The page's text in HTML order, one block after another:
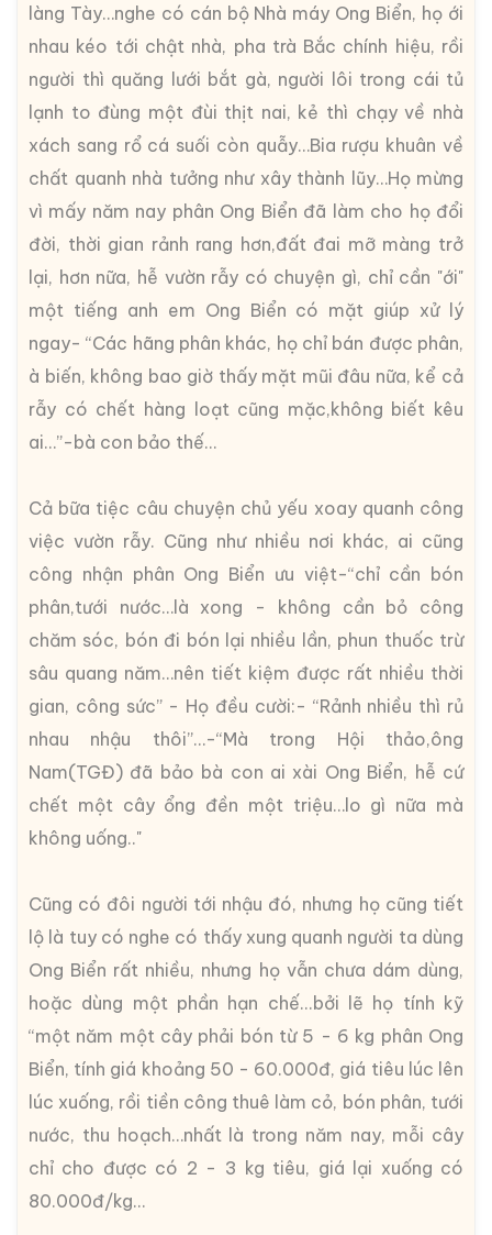
làng Tày…nghe có cán bộ Nhà máy Ong Biển, họ ới
nhau kéo tới chật nhà, pha trà Bắc chính hiệu, rồi
người thì quăng lưới bắt gà, người lôi trong cái tủ
lạnh to đùng một đùi thịt nai, kẻ thì chạy về nhà
xách sang rổ cá suối còn quẫy…Bia rượu khuân về
chất quanh nhà tưởng như xây thành lũy…Họ mừng
vì mấy năm nay phân Ong Biển đã làm cho họ đổi
đời, thời gian rảnh rang hơn,đất đai mỡ màng trở
lại, hơn nữa, hễ vườn rẫy có chuyện gì, chỉ cần "ới"
một tiếng anh em Ong Biển có mặt giúp xử lý
ngay- “Các hãng phân khác, họ chỉ bán được phân,
à biến, không bao giờ thấy mặt mũi đâu nữa, kể cả
rẫy có chết hàng loạt cũng mặc,không biết kêu
ai…”-bà con bảo thế…
Cả bữa tiệc câu chuyện chủ yếu xoay quanh công
việc vườn rẫy. Cũng như nhiều nơi khác, ai cũng
công nhận phân Ong Biển ưu việt-“chỉ cần bón
phân,tưới nước…là xong - không cần bỏ công
chăm sóc, bón đi bón lại nhiều lần, phun thuốc trừ
sâu quang năm…nên tiết kiệm được rất nhiều thời
gian, công sức” - Họ đều cười:- “Rảnh nhiều thì rủ
nhau nhậu thôi”…-“Mà trong Hội thảo,ông
Nam(TGĐ) đã bảo bà con ai xài Ong Biển, hễ cứ
chết một cây ổng đền một triệu…lo gì nữa mà
không uống.."
Cũng có đôi người tới nhậu đó, nhưng họ cũng tiết
lộ là tuy có nghe có thấy xung quanh người ta dùng
Ong Biển rất nhiều, nhưng họ vẫn chưa dám dùng,
hoặc dùng một phần hạn chế...bởi lẽ họ tính kỹ
“một năm một cây phải bón từ 5 - 6 kg phân Ong
Biển, tính giá khoảng 50 - 60.000đ, giá tiêu lúc lên
lúc xuống, rồi tiền công thuê làm cỏ, bón phân, tưới
nước, thu hoạch…nhất là trong năm nay, mỗi cây
chỉ cho được có 2 - 3 kg tiêu, giá lại xuống có
80.000đ/kg…